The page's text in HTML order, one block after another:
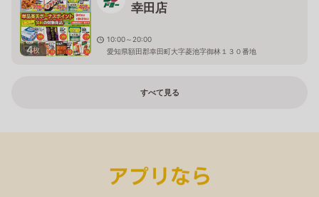
4枚
幸田店
10:00～20:00
愛知県額田郡幸田町大字菱池字御林１３０番地
すべて見る